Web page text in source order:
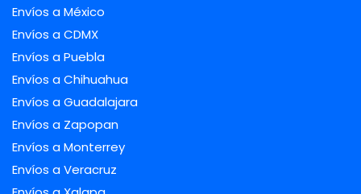
Envíos a México
Envíos a CDMX
Envíos a Puebla
Envíos a Chihuahua
Envíos a Guadalajara
Envíos a Zapopan
Envíos a Monterrey
Envíos a Veracruz